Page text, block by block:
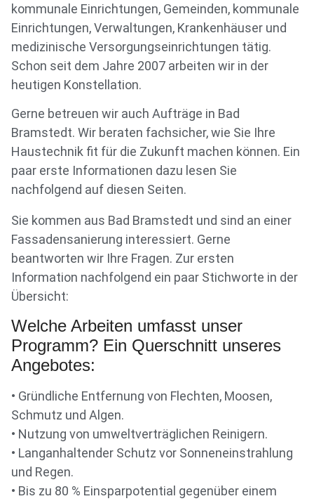
kommunale Einrichtungen, Gemeinden, kommunale
Einrichtungen, Verwaltungen, Krankenhäuser und
medizinische Versorgungseinrichtungen tätig.
Schon seit dem Jahre 2007 arbeiten wir in der
heutigen Konstellation.
Gerne betreuen wir auch Aufträge in Bad
Bramstedt. Wir beraten fachsicher, wie Sie Ihre
Haustechnik fit für die Zukunft machen können. Ein
paar erste Informationen dazu lesen Sie
nachfolgend auf diesen Seiten.
Sie kommen aus Bad Bramstedt und sind an einer
Fassadensanierung interessiert. Gerne
beantworten wir Ihre Fragen. Zur ersten
Information nachfolgend ein paar Stichworte in der
Übersicht:
Welche Arbeiten umfasst unser
Programm? Ein Querschnitt unseres
Angebotes:
• Gründliche Entfernung von Flechten, Moosen,
Schmutz und Algen.
• Nutzung von umweltverträglichen Reinigern.
• Langanhaltender Schutz vor Sonneneinstrahlung
und Regen.
• Bis zu 80 % Einsparpotential gegenüber einem